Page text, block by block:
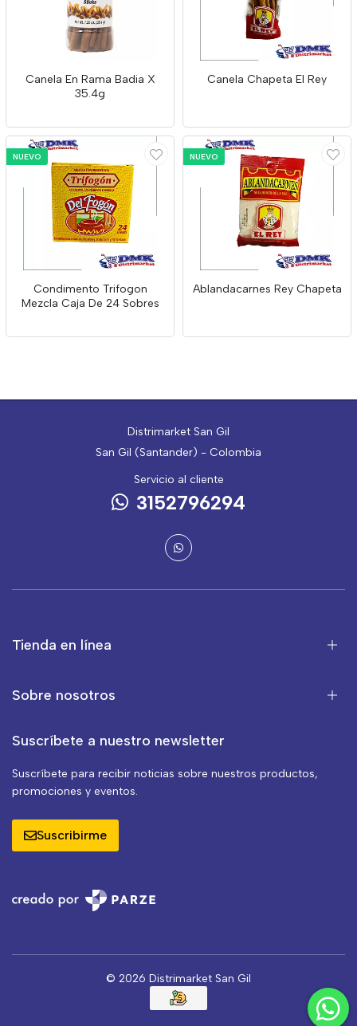
Canela En Rama Badia X
35.4g
Canela Chapeta El Rey
NUEVO
Condimento Trifogon
Mezcla Caja De 24 Sobres
NUEVO
Ablandacarnes Rey Chapeta
Distrimarket San Gil
San Gil (Santander) - Colombia
Servicio al cliente
3152796294
Tienda en línea
Sobre nosotros
Suscríbete a nuestro newsletter
Suscríbete para recibir noticias sobre nuestros productos,
promociones y eventos.
Suscribirme
© 2026 Distrimarket San Gil